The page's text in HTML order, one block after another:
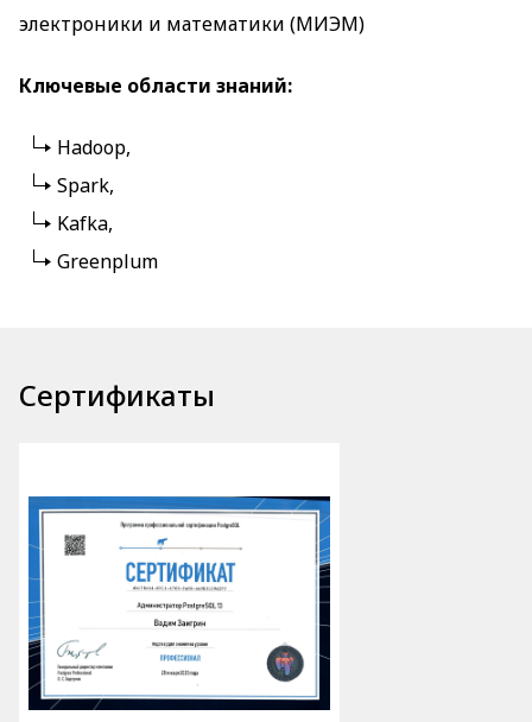
электроники и математики (МИЭМ)
Ключевые области знаний:
Hadoop,
Spark,
Kafka,
Greenplum
Сертификаты